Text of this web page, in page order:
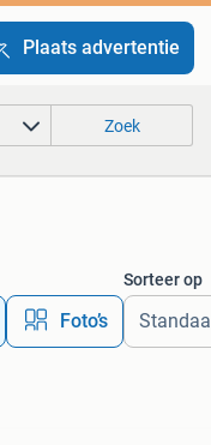
Plaats advertentie
Zoek
Foto’s
Sorteer op